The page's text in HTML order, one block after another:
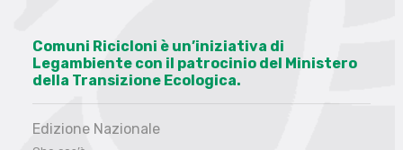
Comuni Ricicloni è un’iniziativa di
Legambiente con il patrocinio del Ministero
della Transizione Ecologica.
Edizione Nazionale